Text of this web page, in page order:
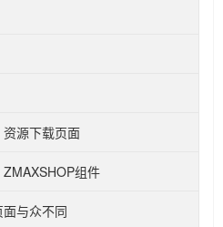
源下载页面
组件
与众不同